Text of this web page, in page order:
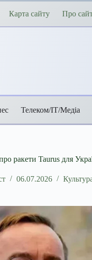
Карта сайту Про
Телеком/ІТ/Медіа
ракети Taurus для
06.07.2026